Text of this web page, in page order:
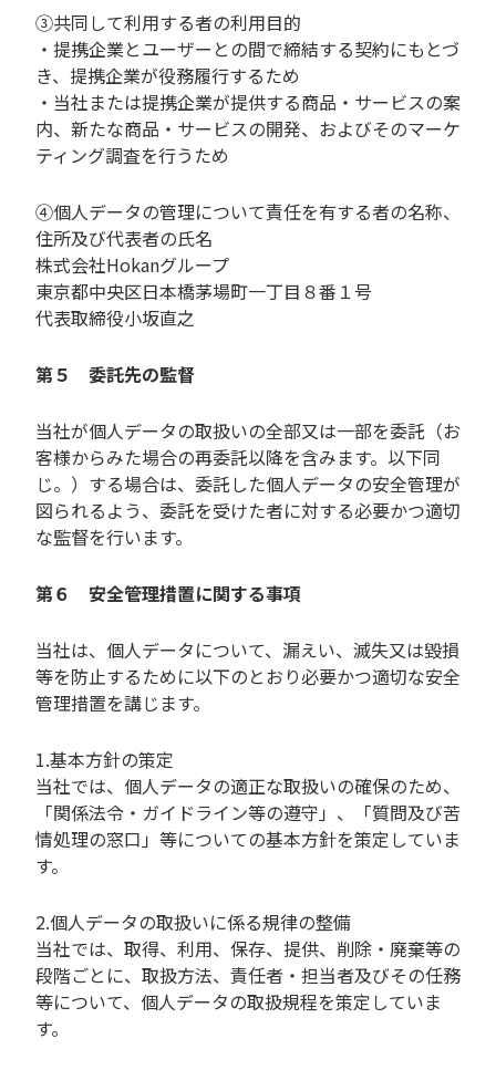
③共同して利用する者の利用目的
・提携企業とユーザーとの間で締結する契約にもとづ
き、提携企業が役務履行するため
・当社または提携企業が提供する商品・サービスの案
内、新たな商品・サービスの開発、およびそのマーケ
ティング調査を行うため
④個人データの管理について責任を有する者の名称、
住所及び代表者の氏名
株式会社Hokanグループ
東京都中央区日本橋茅場町一丁目８番１号
代表取締役小坂直之
第５ 委託先の監督
当社が個人データの取扱いの全部又は一部を委託（お
客様からみた場合の再委託以降を含みます。以下同
じ。）する場合は、委託した個人データの安全管理が
図られるよう、委託を受けた者に対する必要かつ適切
な監督を行います。
第６ 安全管理措置に関する事項
当社は、個人データについて、漏えい、滅失又は毀損
等を防止するために以下のとおり必要かつ適切な安全
管理措置を講じます。
1.基本方針の策定
当社では、個人データの適正な取扱いの確保のため、
「関係法令・ガイドライン等の遵守」、「質問及び苦
情処理の窓口」等についての基本方針を策定していま
す。
2.個人データの取扱いに係る規律の整備
当社では、取得、利用、保存、提供、削除・廃棄等の
段階ごとに、取扱方法、責任者・担当者及びその任務
等について、個人データの取扱規程を策定していま
す。